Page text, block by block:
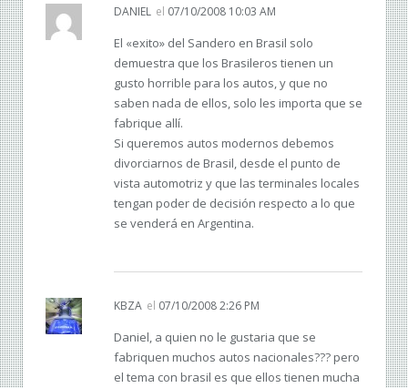
DANIEL el 07/10/2008 10:03 AM
El «exito» del Sandero en Brasil solo
demuestra que los Brasileros tienen un
gusto horrible para los autos, y que no
saben nada de ellos, solo les importa que se
fabrique allí.
Si queremos autos modernos debemos
divorciarnos de Brasil, desde el punto de
vista automotriz y que las terminales locales
tengan poder de decisión respecto a lo que
se venderá en Argentina.
KBZA el 07/10/2008 2:26 PM
Daniel, a quien no le gustaria que se
fabriquen muchos autos nacionales??? pero
el tema con brasil es que ellos tienen mucha